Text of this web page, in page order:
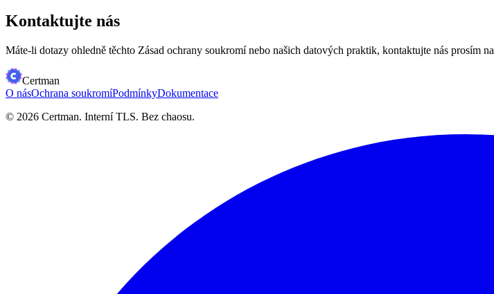
Kontaktujte nás
Máte-li dotazy ohledně těchto Zásad ochrany soukromí nebo našich datových praktik, kontaktujte nás prosím na
Certman
O násOchrana soukromíPodmínkyDokumentace
© 2026 Certman. Interní TLS. Bez chaosu.